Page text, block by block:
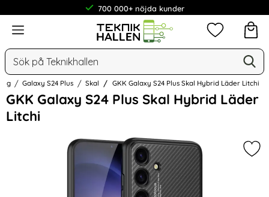
700 000+ nöjda kunder
Meny
Sök
Mina
Galaxy S24 Plus Skal GKK Galaxy S24 Plus Skal Hybrid Läder Litchi
GKK Galaxy S24 Plus Skal Hybrid Läder
Litchi
Hoppa
över
Bilder